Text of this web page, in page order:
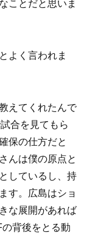
ことだと思いま
よく言われま
えてくれたんで
合を見てもら
保の仕方だと
んは僕の原点と
しているし、持
す。広島はショ
な展開があれば
背後をとる動